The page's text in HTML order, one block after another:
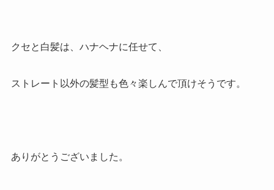
クセと白髪は、ハナヘナに任せて、
ストレート以外の髪型も色々楽しんで頂けそうです。
ありがとうございました。